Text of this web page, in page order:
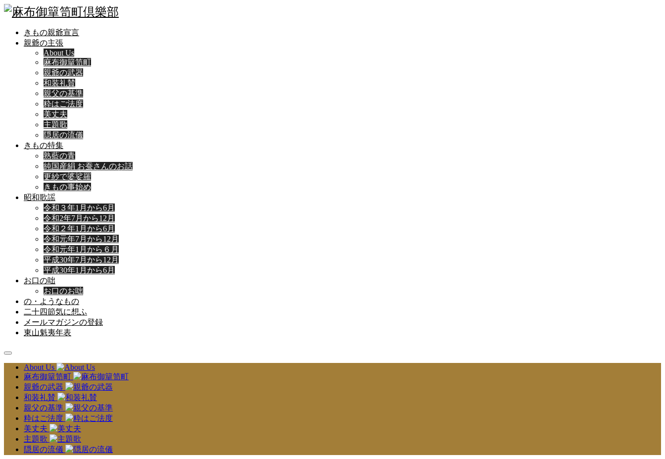
きもの親爺宣言
親爺の主張
About Us
麻布御簞笥町
親爺の武器
和装礼賛
親父の基準
粋はご法度
美丈夫
主題歌
隠居の流儀
きもの特集
熟藍の青
純国産絹 お蚕さんのお話
更紗で婆娑羅
きもの事始め
昭和歌謡
令和３年1月から6月
令和2年7月から12月
令和２年1月から6月
令和元年7月から12月
令和元年1月から６月
平成30年7月から12月
平成30年1月から6月
お口の咄
お口のお咄
の・ようなもの
二十四節気に想ふ
メールマガジンの登録
東山魁夷年表
About Us
麻布御簞笥町
親爺の武器
和装礼賛
親父の基準
粋はご法度
美丈夫
主題歌
隠居の流儀